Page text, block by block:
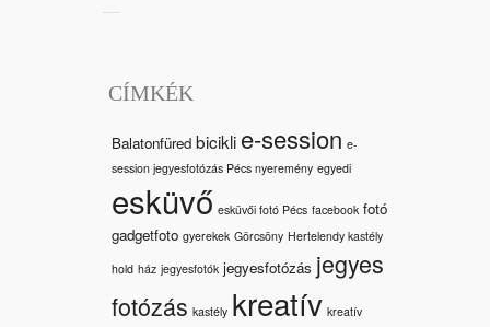
CÍMKÉK
Balatonfüred bicikli e-session e-
session jegyesfotózás Pécs nyeremény egyedi
esküvő esküvői fotó Pécs facebook fotó
gadgetfoto gyerekek Görcsöny Hertelendy kastély
hold ház jegyesfotók jegyesfotózás jegyes
fotózás kastély kreatív kreatív